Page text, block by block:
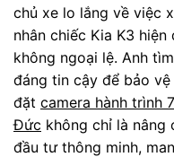
chủ xe lo lắng về việc
nhân chiếc Kia K3
không ngoại lệ. Anh
đáng tin cậy để bảo
đặt camera hành trình
Đức không chỉ là nâng
đầu tư thông minh,